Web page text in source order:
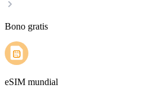
Bono gratis
eSIM mundial